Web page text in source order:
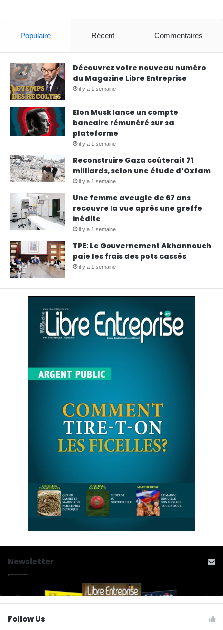
Populaire Récent Commentaires
Découvrez votre nouveau numéro
du Magazine Libre Entreprise
il y a 1 semaine
Elon Musk lance un compte
bancaire rémunéré sur sa
plateforme
il y a 1 semaine
Reconstruire Gaza coûterait 71
milliards, selon une étude d’Oxfam
il y a 1 semaine
Une femme aveugle de 67 ans
recouvre la vue après une greffe
inédite
il y a 1 semaine
TPE: Le Gouvernement Akhannouch
paie les frais des pots cassés
il y a 1 semaine
Newsletter
Follow Us